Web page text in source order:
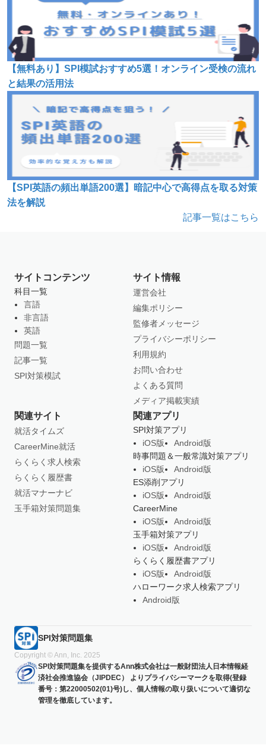
【無料あり】SPI模試おすすめ5選！オンライン受検の流れ
と結果の活用法
【SPI英語の頻出単語200選】暗記中心で高得点を取る対策
法を解説
記事一覧はこちら
サイトコンテンツ
科目一覧
言語
非言語
英語
問題一覧
記事一覧
SPI対策模試
サイト情報
運営会社
編集ポリシー
監修者メッセージ
プライバシーポリシー
利用規約
お問い合わせ
よくある質問
メディア掲載実績
関連サイト
就活タイムズ
CareerMine就活
らくらく求人検索
らくらく履歴書
就活マナーナビ
玉手箱対策問題集
関連アプリ
SPI対策アプリ
iOS版
Android版
時事問題＆一般常識対策アプリ
iOS版
Android版
ES添削アプリ
iOS版
Android版
CareerMine
iOS版
Android版
玉手箱対策アプリ
iOS版
Android版
らくらく履歴書アプリ
iOS版
Android版
ハローワーク求人検索アプリ
Android版
SPI対策問題集
Copyright © Ann, Inc. 2025
SPI対策問題集を提供するAnn株式会社は一般財団法人日本情報経
済社会推進協会（JIPDEC） よりプライバシーマークを取得(登録
番号：第22000502(01)号)し、個人情報の取り扱いについて適切な
管理を徹底しています。